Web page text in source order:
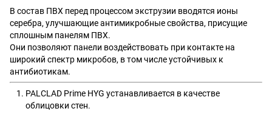
В состав ПВХ перед процессом экструзии вводятся ионы
серебра, улучшающие антимикробные свойства, присущие
сплошным панелям ПВХ.
Они позволяют панели воздействовать при контакте на
широкий спектр микробов, в том числе устойчивых к
антибиотикам.
PALCLAD Prime HYG устанавливается в качестве
облицовки стен.